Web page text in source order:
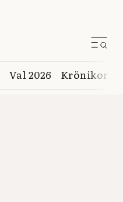
Val 2026 Krönikor